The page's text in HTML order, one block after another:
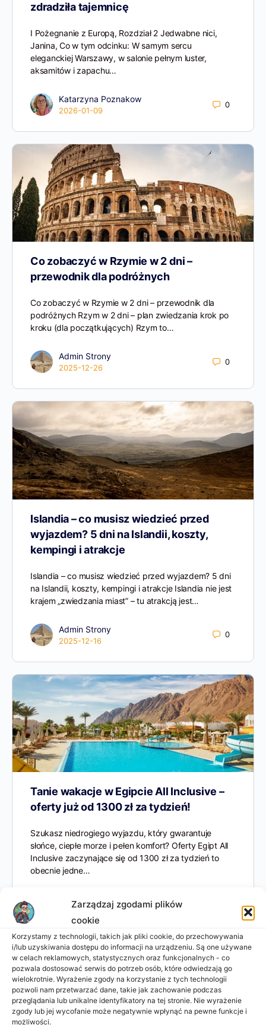
Zarządzaj zgodami plików
cookie
Korzystamy z technologii, takich jak pliki cookie, do przechowywania
i/lub uzyskiwania dostępu do informacji na urządzeniu. Są one używane
w celach reklamowych, statystycznych oraz funkcjonalnych - co
pozwala dostosować serwis do potrzeb osób, które odwiedzają go
wielokrotnie. Wyrażenie zgody na korzystanie z tych technologii
pozwoli nam przetwarzać dane, takie jak zachowanie podczas
przeglądania lub unikalne identyfikatory na tej stronie. Nie wyrażenie
zgody lub jej wycofanie może negatywnie wpłynąć na pewne funkcje i
możliwości.
zdradziła tajemnicę
I Pożegnanie z Europą, Rozdział 2 Jedwabne nici,
Janina, Co w tym odcinku: W samym sercu
eleganckiej Warszawy, w salonie pełnym luster,
aksamitów i zapachu…
Katarzyna Poznakow
2026-01-09
0
Co zobaczyć w Rzymie w 2 dni –
przewodnik dla podróżnych
Co zobaczyć w Rzymie w 2 dni – przewodnik dla
podróżnych Rzym w 2 dni – plan zwiedzania krok po
kroku (dla początkujących) Rzym to…
Admin Strony
2025-12-26
0
Islandia – co musisz wiedzieć przed
wyjazdem? 5 dni na Islandii, koszty,
kempingi i atrakcje
Islandia – co musisz wiedzieć przed wyjazdem? 5 dni
na Islandii, koszty, kempingi i atrakcje Islandia nie jest
krajem „zwiedzania miast” – tu atrakcją jest…
Admin Strony
2025-12-16
0
Tanie wakacje w Egipcie All Inclusive –
oferty już od 1300 zł za tydzień!
Szukasz niedrogiego wyjazdu, który gwarantuje
słońce, ciepłe morze i pełen komfort? Oferty Egipt All
Inclusive zaczynające się od 1300 zł za tydzień to
obecnie jedne…
Admin Strony
2025-11-30